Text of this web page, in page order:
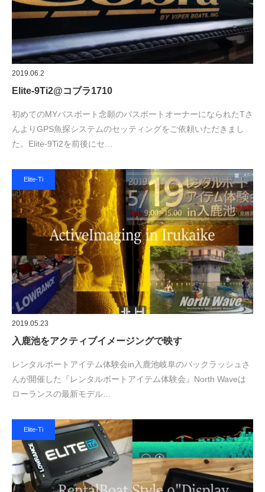
2019.06.2
Elite-9Ti2@コブラ1710
初めてのMYバスボート念願のバスボートオーナーになられたTさ
んよりGPS魚探システムのセッティングをご依頼いただきまし
た。Elite-9Ti2を前後にセ…
Elite-Ti
2019.05.23
入鹿池をアクティブイメージングで映す
レンタルボートアイテム体験会in入鹿池岐阜のバックラッシュさ
んが開催した『レンタルボートアイテム体験会』North Waveは
ローランスの最新モデル…
Elite-Ti